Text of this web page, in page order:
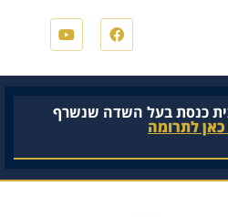
כנסת בעל השדה שנשרף
לתרומה